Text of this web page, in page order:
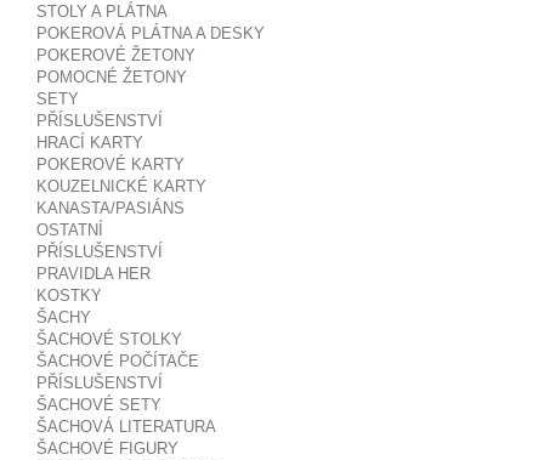
STOLY A PLÁTNA
POKEROVÁ PLÁTNA A DESKY
POKEROVÉ ŽETONY
POMOCNÉ ŽETONY
SETY
PŘÍSLUŠENSTVÍ
HRACÍ KARTY
POKEROVÉ KARTY
KOUZELNICKÉ KARTY
KANASTA/PASIÁNS
OSTATNÍ
PŘÍSLUŠENSTVÍ
PRAVIDLA HER
KOSTKY
ŠACHY
ŠACHOVÉ STOLKY
ŠACHOVÉ POČÍTAČE
PŘÍSLUŠENSTVÍ
ŠACHOVÉ SETY
ŠACHOVÁ LITERATURA
ŠACHOVÉ FIGURY